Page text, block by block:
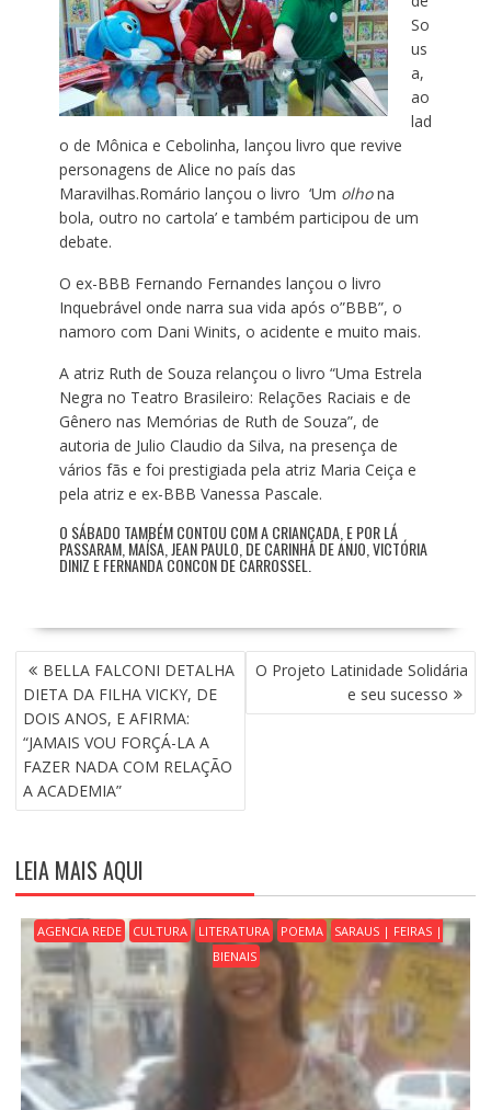
So
us
a,
ao
lad
o de Mônica e Cebolinha, lançou livro que revive
personagens de Alice no país das
Maravilhas.Romário lançou o livro ‘Um olhona
bola, outro no cartola’ e também participou de um
debate.
O ex-BBB Fernando Fernandes lançou o livro
Inquebrável onde narra sua vida após o”BBB”, o
namoro com Dani Winits, o acidente e muito mais.
A atriz Ruth de Souza relançou o livro “Uma Estrela
Negra no Teatro Brasileiro: Relações Raciais e de
Gênero nas Memórias de Ruth de Souza”, de
autoria de Julio Claudio da Silva, na presença de
vários fãs e foi prestigiada pela atriz Maria Ceiça e
pela atriz e ex-BBB Vanessa Pascale.
O SÁBADO TAMBÉM CONTOU COM A CRIANÇADA, E POR LÁ
PASSARAM, MAÍSA, JEAN PAULO, DE CARINHA DE ANJO, VICTÓRIA
DINIZ E FERNANDA CONCON DE CARROSSEL.
N
A
V
E
G
A
Ç
O
D
E
P
BELLA FALCONI DETALHA
DIETA DA FILHA VICKY, DE
DOIS ANOS, E AFIRMA:
“JAMAIS VOU FORÇÁ-LA A
FAZER NADA COM RELAÇÃO
A ACADEMIA”
O Projeto Latinidade Solidária
e seu sucesso
LEIA MAIS AQUI
AGENCIA REDE CULTURA LITERATURA POEMA
SARAUS | FEIRAS |
BIENAIS